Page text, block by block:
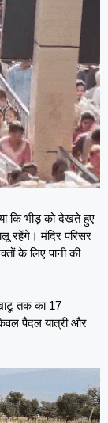
कि भीड़ को देखते हुए
रहेंगे। मंदिर परिसर
के लिए पानी की
तक का 17
केवल पैदल यात्री और